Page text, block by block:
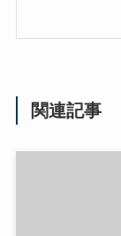
関連記事